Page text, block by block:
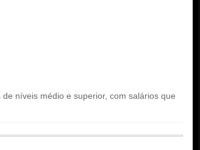
níveis médio e superior, com salários que